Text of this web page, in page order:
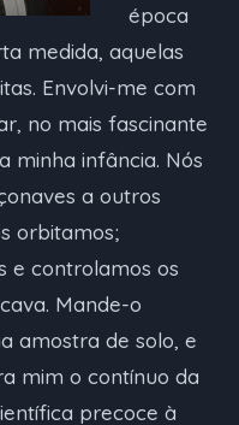
época
medida, aquelas
Envolvi-me com
no mais fascinante
minha infância. Nós
a outros
orbitamos;
e controlamos os
Mande-o
amostra de solo, e
mim o contínuo da
precoce à